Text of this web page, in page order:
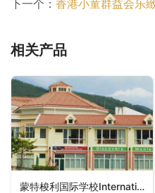
下一个： 香港小童群益会乐緻幼稚园(将军澳
相关产品
蒙特梭利国际学校International Montessori School – An IMEF School (Stanley Campus)（南区幼稚园）